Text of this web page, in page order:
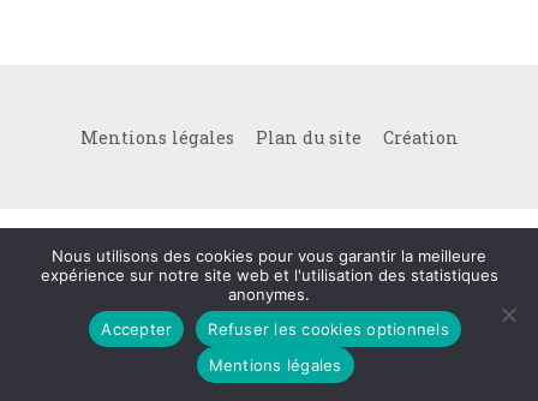
Mentions légales Plan du site Création
Nous utilisons des cookies pour vous garantir la meilleure
expérience sur notre site web et l'utilisation des statistiques
anonymes.
Accepter
Refuser les cookies optionnels
Mentions légales